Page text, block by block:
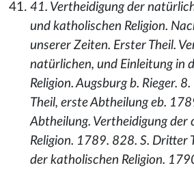
41. Vertheidigung der
und katholischen Religion.
unserer Zeiten. Erster Theil.
natürlichen, und Einleitung in
Religion. Augsburg b. Rieger.
Theil, erste Abtheilung eb.
Abtheilung. Vertheidigung der
Religion. 1789. 828. S. Dritter
der katholischen Religion.